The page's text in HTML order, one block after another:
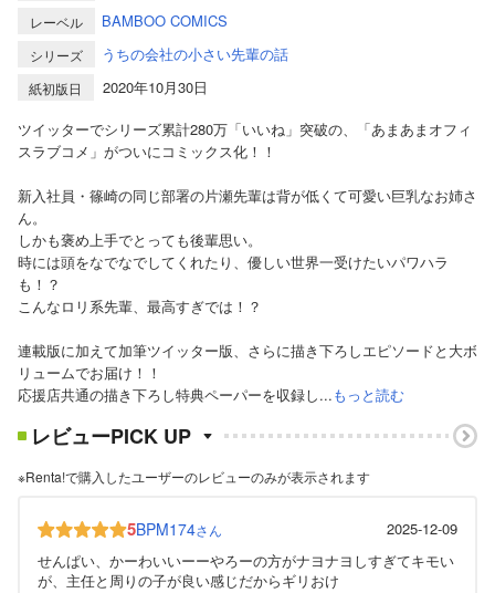
レーベル BAMBOO COMICS
シリーズ うちの会社の小さい先輩の話
紙初版日
2020年10月30日
ツイッターでシリーズ累計280万「いいね」突破の、「あまあまオフィ
スラブコメ」がついにコミックス化！！
新入社員・篠崎の同じ部署の片瀬先輩は背が低くて可愛い巨乳なお姉さ
ん。
しかも褒め上手でとっても後輩思い。
時には頭をなでなでしてくれたり、優しい世界一受けたいパワハラ
も！？
こんなロリ系先輩、最高すぎでは！？
連載版に加えて加筆ツイッター版、さらに描き下ろしエピソードと大ボ
リュームでお届け！！
応援店共通の描き下ろし特典ペーパーを収録し...もっと読む
レビューPICK UP
※Renta!で購入したユーザーのレビューのみが表示されます
5BPM174さん
2025-12-09
せんぱい、かーわいいーーやろーの方がナヨナヨしすぎてキモい
が、主任と周りの子が良い感じだからギリおけ